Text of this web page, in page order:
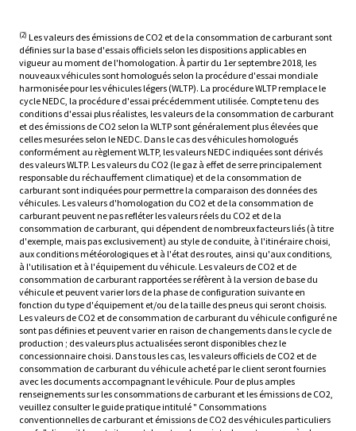
(2) Les valeurs des émissions de CO2 et de la consommation de carburant sont
définies sur la base d'essais officiels selon les dispositions applicables en
vigueur au moment de l'homologation. À partir du 1er septembre 2018, les
nouveaux véhicules sont homologués selon la procédure d'essai mondiale
harmonisée pour les véhicules légers (WLTP). La procédure WLTP remplace le
cycle NEDC, la procédure d'essai précédemment utilisée. Compte tenu des
conditions d'essai plus réalistes, les valeurs de la consommation de carburant
et des émissions de CO2 selon la WLTP sont généralement plus élevées que
celles mesurées selon le NEDC. Dans le cas des véhicules homologués
conformément au règlement WLTP, les valeurs NEDC indiquées sont dérivés
des valeurs WLTP. Les valeurs du CO2 (le gaz à effet de serre principalement
responsable du réchauffement climatique) et de la consommation de
carburant sont indiquées pour permettre la comparaison des données des
véhicules. Les valeurs d'homologation du CO2 et de la consommation de
carburant peuvent ne pas refléter les valeurs réels du CO2 et de la
consommation de carburant, qui dépendent de nombreux facteurs liés (à titre
d'exemple, mais pas exclusivement) au style de conduite, à l'itinéraire choisi,
aux conditions météorologiques et à l'état des routes, ainsi qu'aux conditions,
à l'utilisation et à l'équipement du véhicule. Les valeurs de CO2 et de
consommation de carburant rapportées se réfèrent à la version de base du
véhicule et peuvent varier lors de la phase de configuration suivante en
fonction du type d'équipement et/ou de la taille des pneus qui seront choisis.
Les valeurs de CO2 et de consommation de carburant du véhicule configuré ne
sont pas définies et peuvent varier en raison de changements dans le cycle de
production ; des valeurs plus actualisées seront disponibles chez le
concessionnaire choisi. Dans tous les cas, les valeurs officiels de CO2 et de
consommation de carburant du véhicule acheté par le client seront fournies
avec les documents accompagnant le véhicule. Pour de plus amples
renseignements sur les consommations de carburant et les émissions de CO2,
veuillez consulter le guide pratique intitulé " Consommations
conventionnelles de carburant et émissions de CO2 des véhicules particuliers